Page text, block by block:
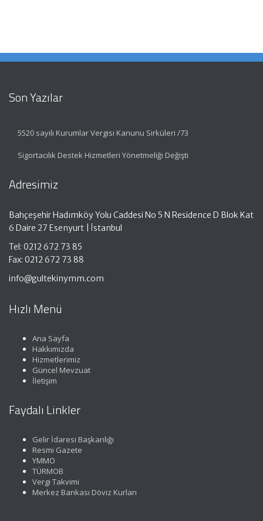
Son Yazılar
5520 sayılı Kurumlar Vergisi Kanunu Sirküleri /73
Sigortacılık Destek Hizmetleri Yönetmeliği Değişti
Adresimiz
Bahçeşehir Hadımköy Yolu Caddesi No 5 N Residence D Blok Kat
6 Daire 27 Esenyurt | İstanbul
Tel: 0212 672 73 85
Fax: 0212 672 73 88
info@gultekinymm.com
Hızlı Menü
Ana Sayfa
Hakkımızda
Hizmetlerimiz
Güncel Mevzuat
İletişim
Faydalı Linkler
Gelir İdaresi Başkanlığı
Resmi Gazete
YMMO
TÜRMOB
Vergi Takvimi
Merkez Bankası Döviz Kurları